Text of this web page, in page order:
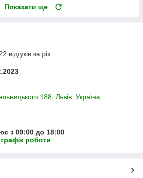
Показати ще
відгуків за рік
188, Львів, Україна
з 09:00 до 18:00
роботи